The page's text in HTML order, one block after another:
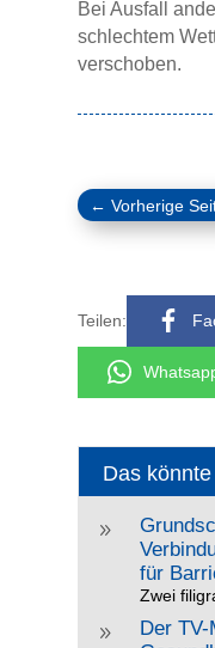
Das
9
für
Zwei
9
Der
Bei Ausfall
schlechtem
verschoben.
← Vorherige
Teilen: